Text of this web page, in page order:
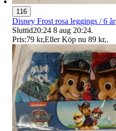
116
Disney Frost rosa leggings / 6 år
Sluttid20:24 8 aug 20:24.
Pris:79 kr,Eller Köp nu 89 kr,.